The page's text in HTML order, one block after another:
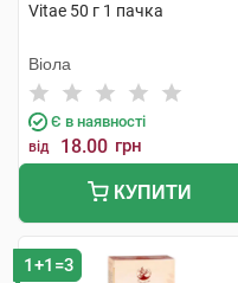
Vitae 50 г 1 пачка
Віола
Є в наявності
від 18.00 грн
КУПИТИ
1+1=3